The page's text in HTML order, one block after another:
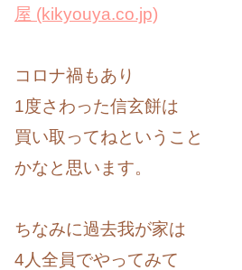
屋 (kikyouya.co.jp)
コロナ禍もあり
1度さわった信玄餅は
買い取ってねということ
かなと思います。
ちなみに過去我が家は
4人全員でやってみて